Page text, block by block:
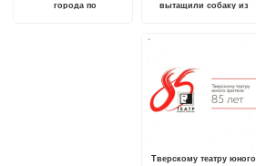
города по
вытащили собаку из
Тверскому театру юного